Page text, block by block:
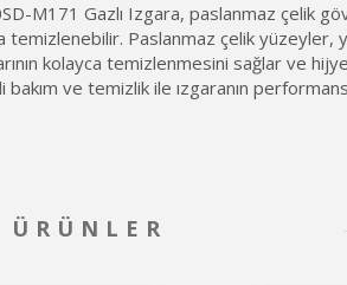
M171 Gazlı Izgara, paslanmaz çelik
temizlenebilir. Paslanmaz çelik yüzeyler,
kolayca temizlenmesini sağlar ve
bakım ve temizlik ile ızgaranın
ÜRÜNLER